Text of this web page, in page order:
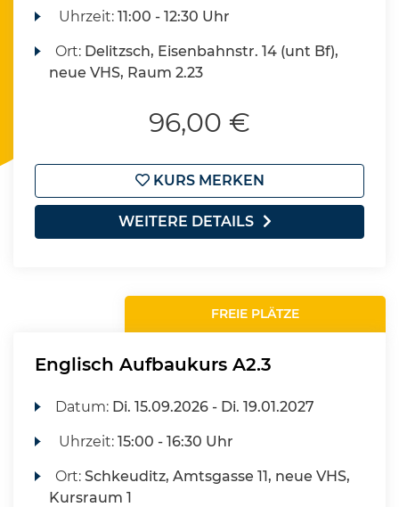
Uhrzeit:11:00 - 12:30 Uhr
Ort: Delitzsch, Eisenbahnstr. 14 (unt Bf),
neue VHS, Raum 2.23
96,00 €
KURS MERKEN
WEITERE DETAILS
FREIE PLÄTZE
Englisch Aufbaukurs A2.3
Datum: Di. 15.09.2026 - Di. 19.01.2027
Uhrzeit:15:00 - 16:30 Uhr
Ort:Schkeuditz, Amtsgasse 11, neue VHS,
Kursraum 1